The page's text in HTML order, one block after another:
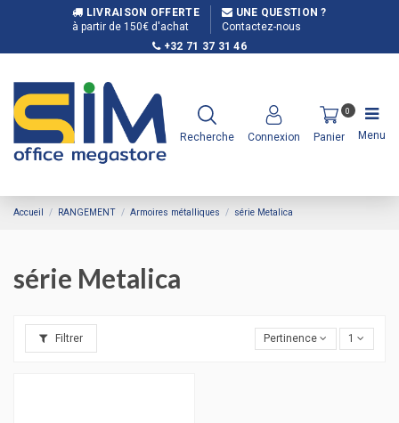
LIVRAISON OFFERTE
à partir de 150€ d'achat
UNE QUESTION ?
Contactez-nous
+32 71 37 31 46
Recherche Connexion
0
Panier Menu
Accueil RANGEMENT Armoires métalliques série Metalica
série Metalica
Filtrer Pertinence 1